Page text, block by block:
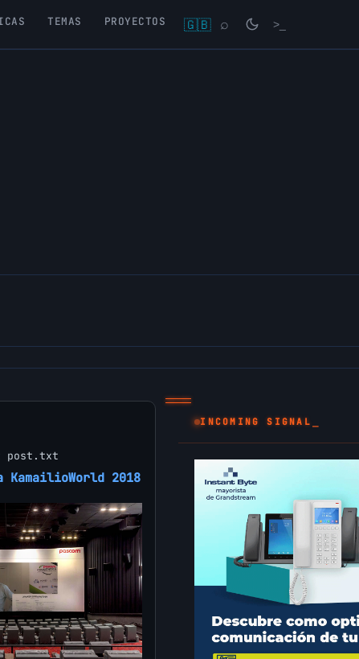
TEMAS PROYECTOS 🇬🇧 ⌕ >_
post.txt
2018
INCOMING SIGNAL